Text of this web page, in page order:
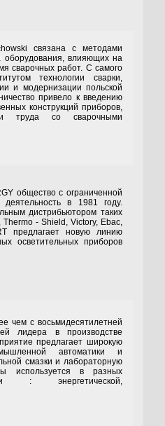
связана с методами
оборудования, влияющих на
сварочных работ. С самого
технологии сварки,
и модернизации польской
привело к введению
конструкций приборов,
труда со сварочными
с ограниченной
в 1981 году.
дистрибьютором таких
- Shield, Victory, Ebac,
предлагает новую линию
осветительных приборов
с восьмидесятилетней
лидера в производстве
предлагает широкую
автоматики и
смазки и лабораторную
используется в разных
: энергетической,